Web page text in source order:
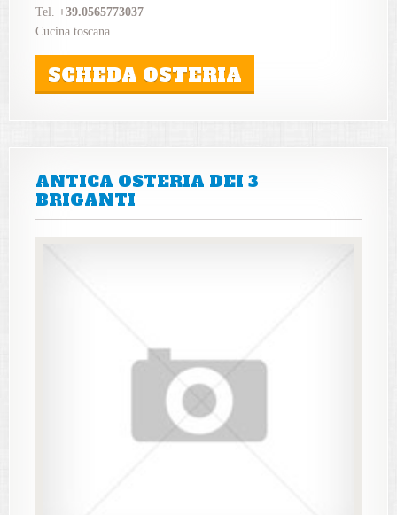
Tel. +39.0565773037
Cucina toscana
SCHEDA OSTERIA
ANTICA OSTERIA DEI 3
BRIGANTI